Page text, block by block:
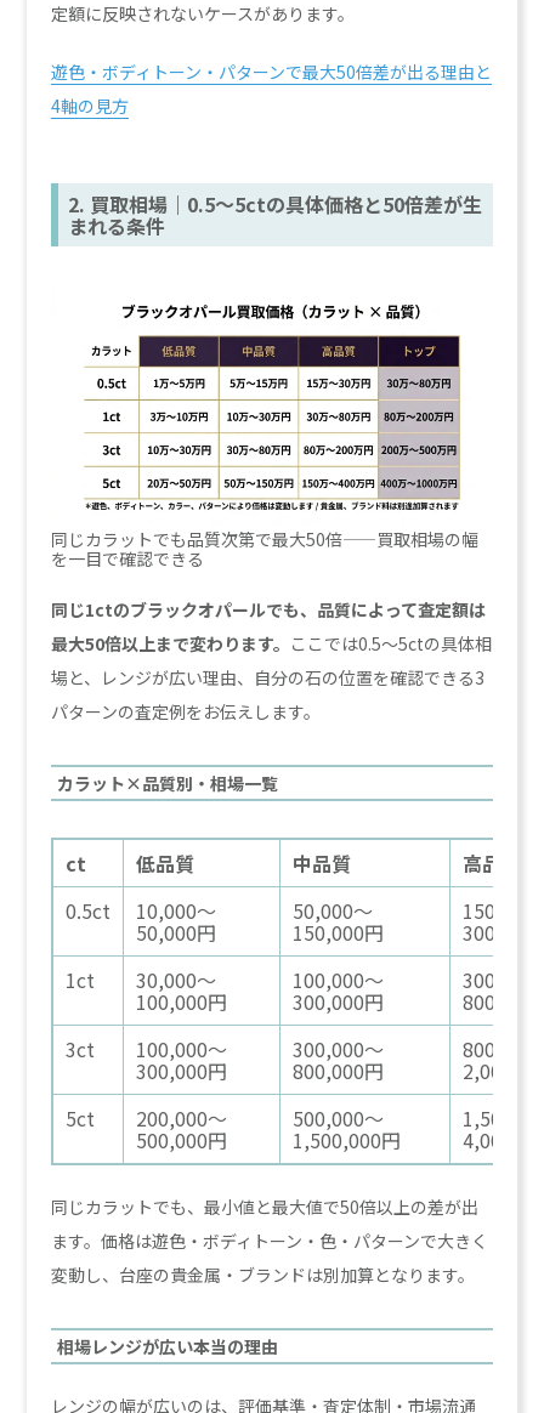
定額に反映されないケースがあります。
遊色・ボディトーン・パターンで最大50倍差が出る理由と
4軸の見方
2. 買取相場｜0.5〜5ctの具体価格と50倍差が生
まれる条件
同じカラットでも品質次第で最大50倍——買取相場の幅
を一目で確認できる
同じ1ctのブラックオパールでも、品質によって査定額は
最大50倍以上まで変わります。 ここでは0.5〜5ctの具体相
場と、レンジが広い理由、自分の石の位置を確認できる3
パターンの査定例をお伝えします。
カラット×品質別・相場一覧
ct 低品質 中品質
高品質
0.5ct
10,000〜
50,000円
50,000〜
150,000円
150,000
300,000
1ct
30,000〜
100,000円
100,000〜
300,000円
300,000
800,000
3ct
100,000〜
300,000円
300,000〜
800,000円
800,000
5ct
200,000〜
500,000円
500,000〜
1,500,000円
同じカラットでも、最小値と最大値で50倍以上の差が出
ます。価格は遊色・ボディトーン・色・パターンで大きく
変動し、台座の貴金属・ブランドは別加算となります。
相場レンジが広い本当の理由
レンジの幅が広いのは、評価基準・査定体制・市場流通